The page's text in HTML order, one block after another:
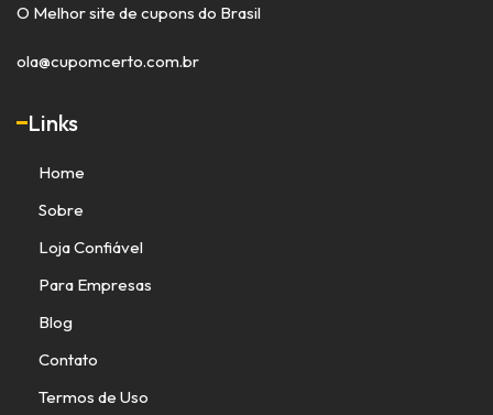
O Melhor site de cupons do Brasil
ola@cupomcerto.com.br
Links
Home
Sobre
Loja Confiável
Para Empresas
Blog
Contato
Termos de Uso